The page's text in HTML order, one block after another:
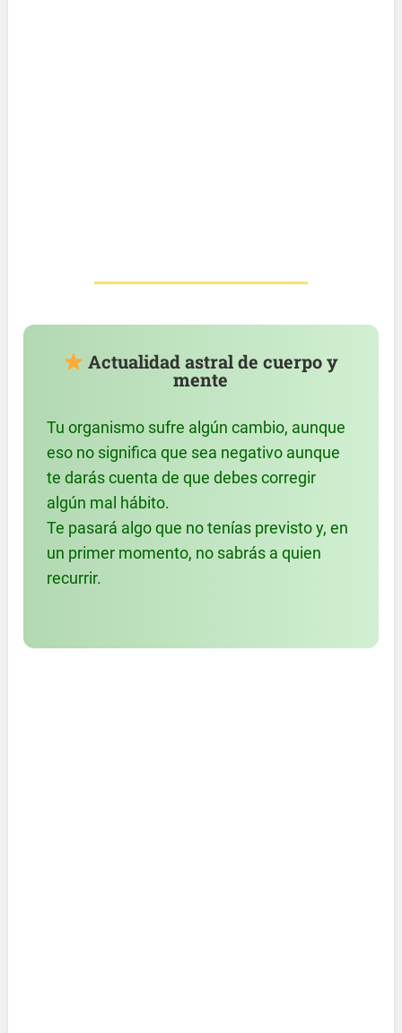
Actualidad astral de cuerpo y
mente
Tu organismo sufre algún cambio, aunque
eso no significa que sea negativo aunque
te darás cuenta de que debes corregir
algún mal hábito.
Te pasará algo que no tenías previsto y, en
un primer momento, no sabrás a quien
recurrir.